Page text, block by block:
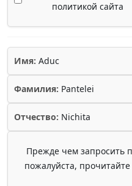
политикой сайта
Имя: Aduc
Фамилия: Pantelei
Отчество: Nichita
Прежде чем запросить
пожалуйста, прочитайте